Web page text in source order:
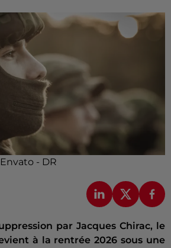
- DR
par Jacques Chirac, le
à la rentrée 2026 sous une